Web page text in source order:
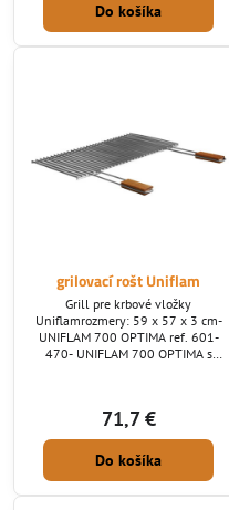
Do košíka
grilovací rošt Uniflam
Grill pre krbové vložky
Uniflamrozmery: 59 x 57 x 3 cm-
UNIFLAM 700 OPTIMA ref. 601-
470- UNIFLAM 700 OPTIMA s
UNIFLAM 700 LUX do hora
vyťahované dvere ref. 601-693-
UNIFLAM 700 Panorama ref. 601-
750- UNIFLAM 700 Panorama s
klapkou ref. 601-745- UNIFLAM
71,7 €
Do košíka